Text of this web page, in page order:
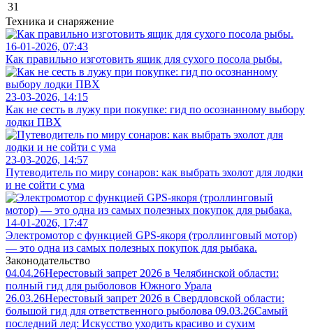
31
Техника и снаряжение
16-01-2026, 07:43
Как правильно изготовить ящик для сухого посола рыбы.
23-03-2026, 14:15
Как не сесть в лужу при покупке: гид по осознанному выбору
лодки ПВХ
23-03-2026, 14:57
Путеводитель по миру сонаров: как выбрать эхолот для лодки
и не сойти с ума
14-01-2026, 17:47
Электромотор с функцией GPS-якоря (троллинговый мотор)
— это одна из самых полезных покупок для рыбака.
Законодательство
04.04.26Нерестовый запрет 2026 в Челябинской области:
полный гид для рыболовов Южного Урала
26.03.26Нерестовый запрет 2026 в Свердловской области:
большой гид для ответственного рыболова 09.03.26Самый
последний лед: Искусство уходить красиво и сухим